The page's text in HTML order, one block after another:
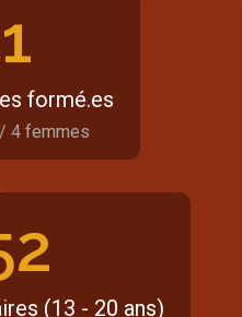
formé.es
4 femmes
(13 - 20 ans)